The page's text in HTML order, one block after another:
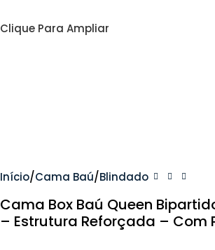
Clique Para Ampliar
Início Cama Baú Blindado
Cama Box Baú Queen
– Estrutura Reforçada – Com